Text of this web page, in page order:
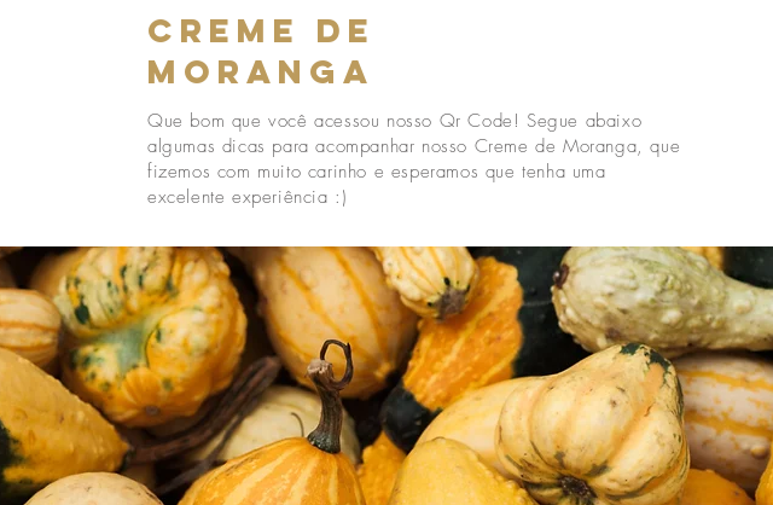
creme de
moranga
Que bom que você acessou nosso Qr Code! Segue abaixo
algumas dicas para acompanhar nosso Creme de Moranga, que
fizemos com muito carinho e esperamos que tenha uma
excelente experiência :)